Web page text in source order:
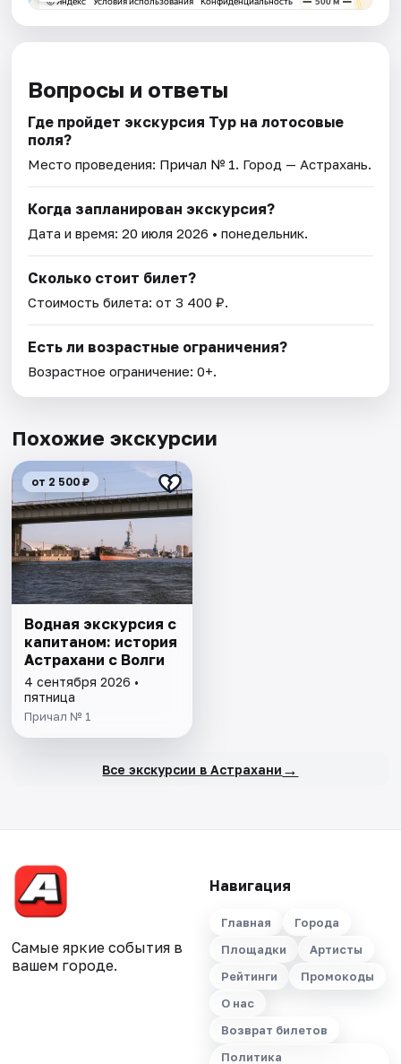
Вопросы и ответы
Где пройдет экскурсия Тур на лотосовые
поля?
Место проведения: Причал № 1. Город — Астрахань.
Когда запланирован экскурсия?
Дата и время:20 июля 2026 • понедельник.
Сколько стоит билет?
Стоимость билета: от 3 400 ₽.
Есть ли возрастные ограничения?
Возрастное ограничение: 0+.
Похожие экскурсии
от 2 500 ₽
Водная экскурсия с
капитаном: история
Астрахани с Волги
4 сентября 2026 •
пятница
Причал № 1
Все экскурсии в Астрахани →
Самые яркие события в
вашем городе.
Навигация
Главная
Города
Площадки
Артисты
Рейтинги
Промокоды
О нас
Возврат билетов
Политика